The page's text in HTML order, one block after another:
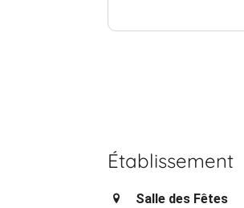
Établissement
Salle des Fêtes